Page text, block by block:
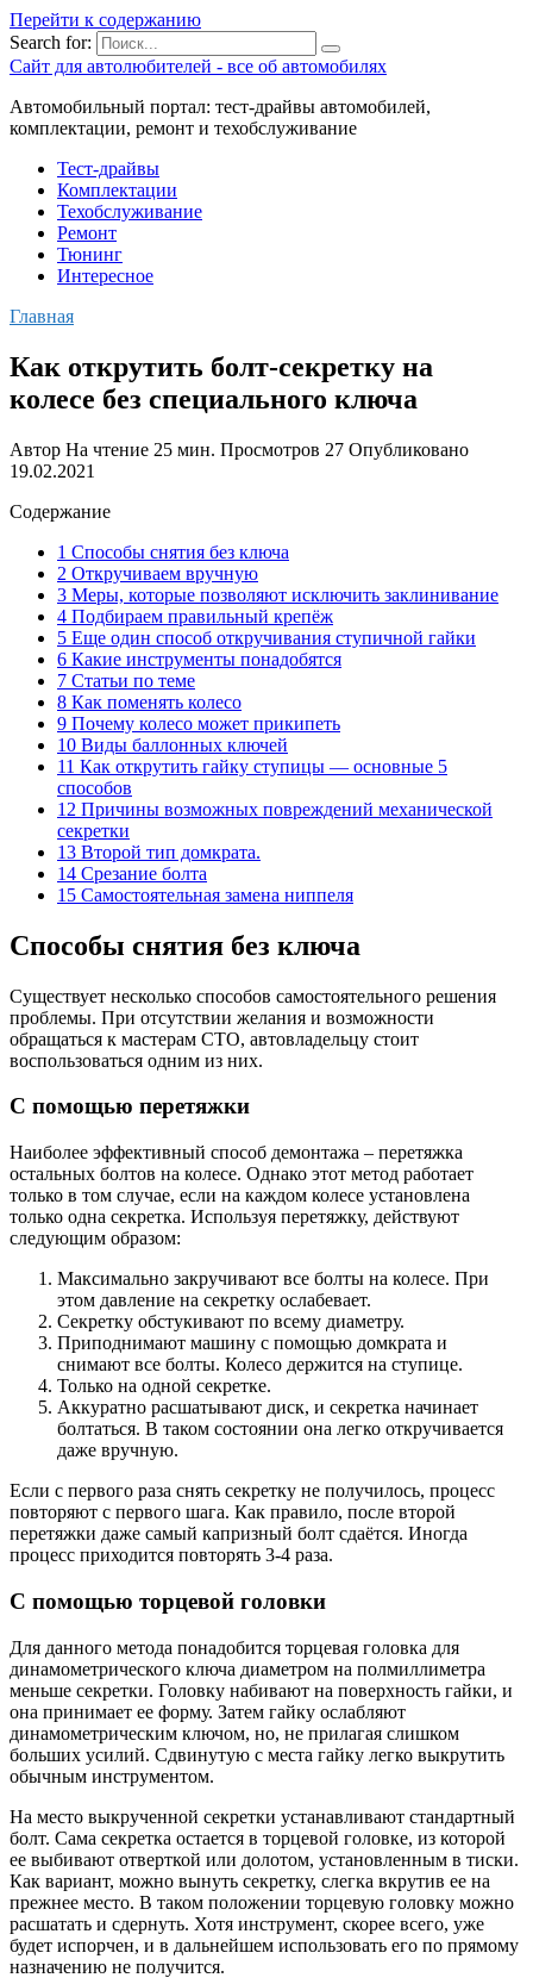
Перейти к содержанию
Search for:
Сайт для автолюбителей - все об автомобилях
Автомобильный портал: тест-драйвы автомобилей,
комплектации, ремонт и техобслуживание
Тест-драйвы
Комплектации
Техобслуживание
Ремонт
Тюнинг
Интересное
Главная
Как открутить болт-секретку на
колесе без специального ключа
Автор На чтение 25 мин. Просмотров 27 Опубликовано
19.02.2021
Содержание
1 Способы снятия без ключа
2 Откручиваем вручную
3 Меры, которые позволяют исключить заклинивание
4 Подбираем правильный крепёж
5 Еще один способ откручивания ступичной гайки
6 Какие инструменты понадобятся
7 Статьи по теме
8 Как поменять колесо
9 Почему колесо может прикипеть
10 Виды баллонных ключей
11 Как открутить гайку ступицы — основные 5
способов
12 Причины возможных повреждений механической
секретки
13 Второй тип домкрата.
14 Срезание болта
15 Самостоятельная замена ниппеля
Способы снятия без ключа
Существует несколько способов самостоятельного решения
проблемы. При отсутствии желания и возможности
обращаться к мастерам СТО, автовладельцу стоит
воспользоваться одним из них.
С помощью перетяжки
Наиболее эффективный способ демонтажа – перетяжка
остальных болтов на колесе. Однако этот метод работает
только в том случае, если на каждом колесе установлена
только одна секретка. Используя перетяжку, действуют
следующим образом:
Максимально закручивают все болты на колесе. При
этом давление на секретку ослабевает.
Секретку обстукивают по всему диаметру.
Приподнимают машину с помощью домкрата и
снимают все болты. Колесо держится на ступице.
Только на одной секретке.
Аккуратно расшатывают диск, и секретка начинает
болтаться. В таком состоянии она легко откручивается
даже вручную.
Если с первого раза снять секретку не получилось, процесс
повторяют с первого шага. Как правило, после второй
перетяжки даже самый капризный болт сдаётся. Иногда
процесс приходится повторять 3-4 раза.
С помощью торцевой головки
Для данного метода понадобится торцевая головка для
динамометрического ключа диаметром на полмиллиметра
меньше секретки. Головку набивают на поверхность гайки, и
она принимает ее форму. Затем гайку ослабляют
динамометрическим ключом, но, не прилагая слишком
больших усилий. Сдвинутую с места гайку легко выкрутить
обычным инструментом.
На место выкрученной секретки устанавливают стандартный
болт. Сама секретка остается в торцевой головке, из которой
ее выбивают отверткой или долотом, установленным в тиски.
Как вариант, можно вынуть секретку, слегка вкрутив ее на
прежнее место. В таком положении торцевую головку можно
расшатать и сдернуть. Хотя инструмент, скорее всего, уже
будет испорчен, и в дальнейшем использовать его по прямому
назначению не получится.